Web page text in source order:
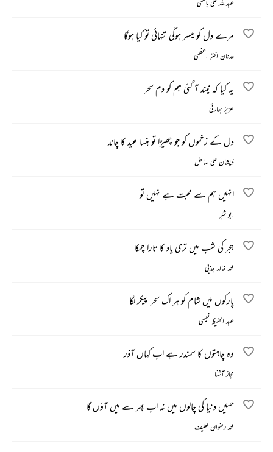
عبداللہ علی ہاشمی
مرے دل کو میسر ہوگی تنہائی تو کیا ہوگا
عدنان اختر اعظمی
یہ کیا کہ نیند آ گئی ہم کو دم سحر
عزیز بھارتی
دل کے زخموں کو جو چھیڑا تو ہنسا عید کا چاند
ذیشان علی ساحل
انہیں ہم سے محبت ہے نہیں تو
ابو شبّر
ہجر کی شب میں تری یاد کا تارا چمکا
محمد خالد جذبی
پارکوں میں شام کو ہر اک سحر پیکر لگا
عبد الحفیظ نعیمی
وہ چاہتوں کا سمندر ہے اب کہاں آذر
مجاز آشنا
حسیں دنیا کی چالوں میں نہ اب پھر سے میں آؤں گا
محمد رضوان لطیف